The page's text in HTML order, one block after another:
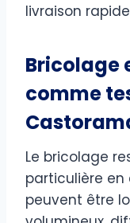
livraison
Bricolage
comme
Le bricolage
particulière en
peuvent être